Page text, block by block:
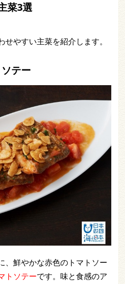
菜3選
やすい主菜を紹介します。
テー
、鮮やかな赤色のトマトソー
トソテーです。味と食感のア